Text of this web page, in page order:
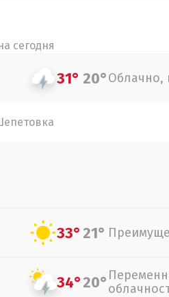
сегодня
31° 20°Облачно,
33°21°
34°20°